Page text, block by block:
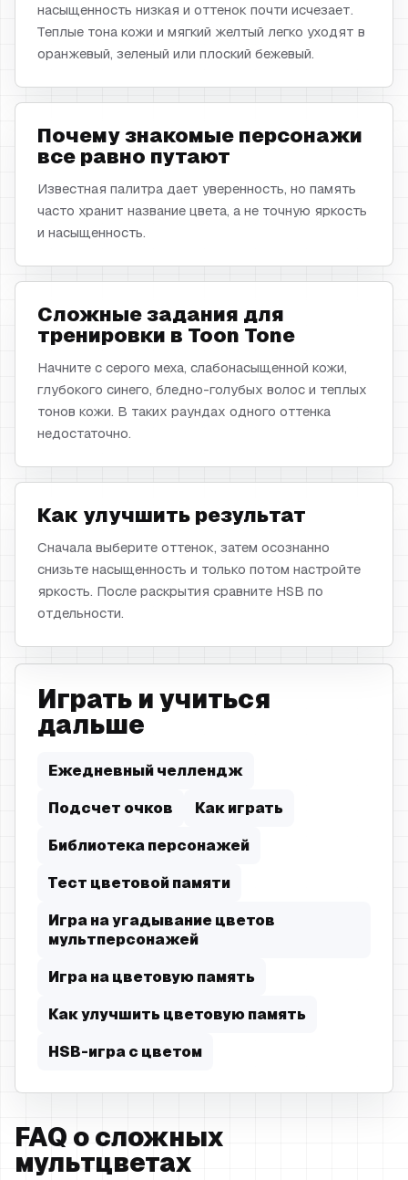
насыщенность низкая и оттенок почти исчезает.
Теплые тона кожи и мягкий желтый легко уходят в
оранжевый, зеленый или плоский бежевый.
Почему знакомые персонажи
все равно путают
Известная палитра дает уверенность, но память
часто хранит название цвета, а не точную яркость
и насыщенность.
Сложные задания для
тренировки в Toon Tone
Начните с серого меха, слабонасыщенной кожи,
глубокого синего, бледно-голубых волос и теплых
тонов кожи. В таких раундах одного оттенка
недостаточно.
Как улучшить результат
Сначала выберите оттенок, затем осознанно
снизьте насыщенность и только потом настройте
яркость. После раскрытия сравните HSB по
отдельности.
Играть и учиться
дальше
Ежедневный челлендж
Подсчет очков
Как играть
Библиотека персонажей
Тест цветовой памяти
Игра на угадывание цветов
мультперсонажей
Игра на цветовую память
Как улучшить цветовую память
HSB-игра с цветом
FAQ о сложных
мультцветах